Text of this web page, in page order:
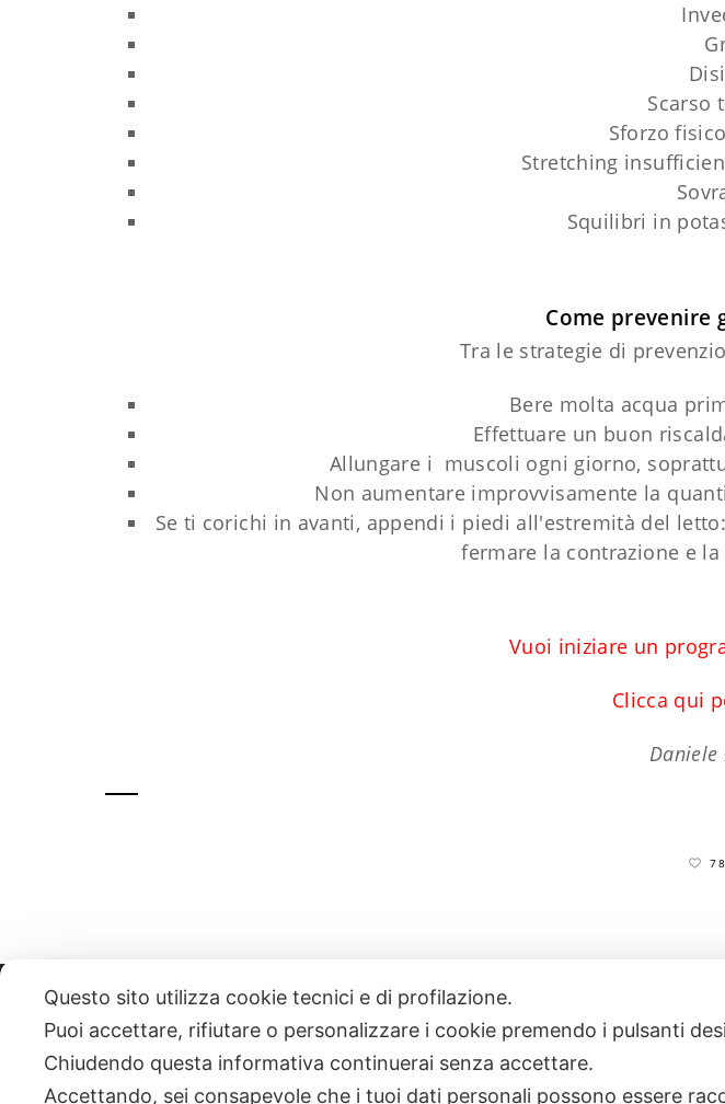
Scarso
Sforzo
Stretching
Squilibri in
Come prevenire
Tra le strategie di
Bere molta acqua
Effettuare un buon
Allungare i muscoli ogni giorno,
Non aumentare improvvisamente la
Se ti corichi in avanti, appendi i piedi all'estremità del
fermare la contrazione e
Vuoi iniziare un
Clicca qui
Daniele
| NEWSLETTER
Questo sito utilizza cookie tecnici e di profilazione.
Puoi accettare, rifiutare o personalizzare i cookie premendo i pulsanti
Chiudendo questa informativa continuerai senza accettare.
Accettando, sei consapevole che i tuoi dati personali possono essere